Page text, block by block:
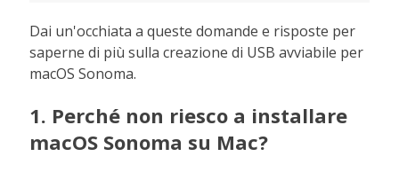
Dai un'occhiata a queste domande e risposte per
saperne di più sulla creazione di USB avviabile per
macOS Sonoma.
1. Perché non riesco a installare
macOS Sonoma su Mac?